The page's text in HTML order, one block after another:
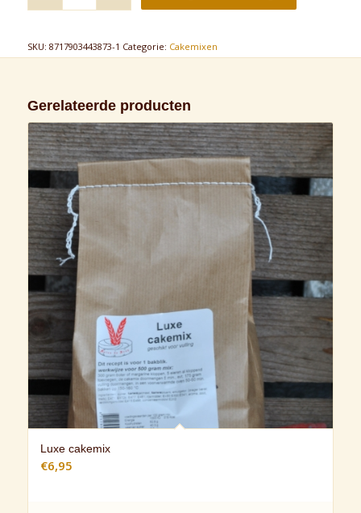
SKU: 8717903443873-1 Categorie: Cakemixen
Gerelateerde producten
Luxe cakemix
€6,95